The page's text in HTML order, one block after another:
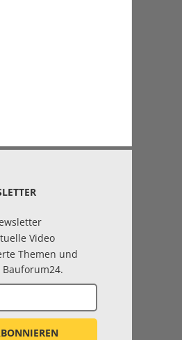
Video
Themen und